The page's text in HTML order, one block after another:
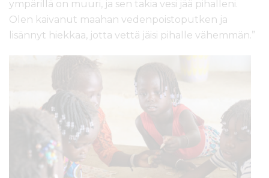
ympärillä on muuri, ja sen takia vesi jää pihalleni.
Olen kaivanut maahan vedenpoistoputken ja
lisännyt hiekkaa, jotta vettä jäisi pihalle vähemmän.”